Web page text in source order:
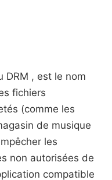
DRM , est le nom
fichiers
(comme les
de musique
les
non autorisées de
compatible